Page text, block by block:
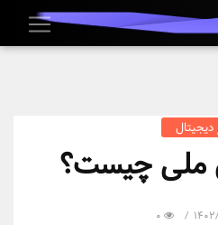
دیجیتال
ملی چیست؟